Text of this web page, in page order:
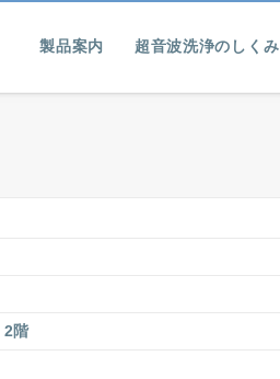
製品案内 超音波洗浄のしくみ
2階